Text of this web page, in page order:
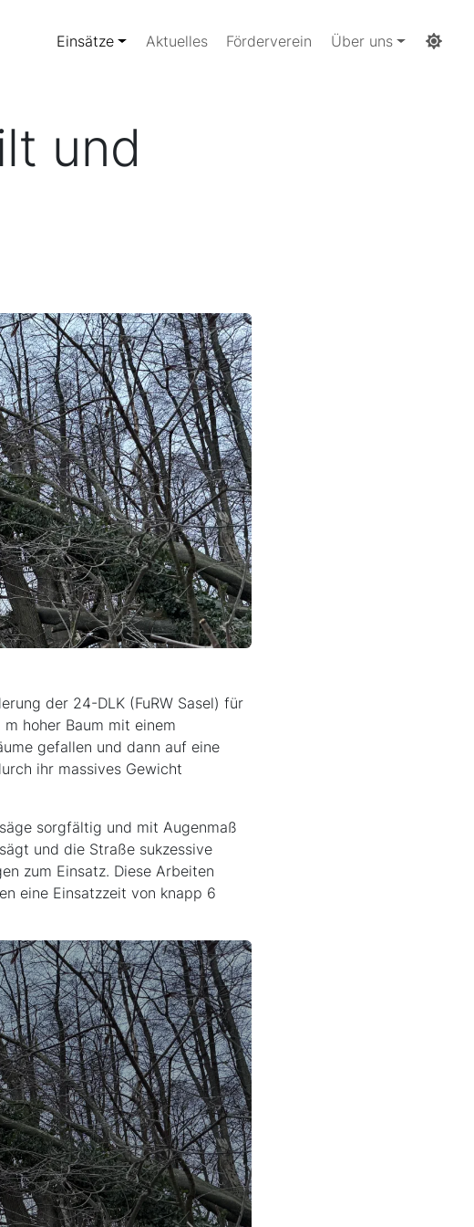
Einsätze Aktuelles Förderverein Über uns
und
der 24-DLK (FuRW Sasel) für
hoher Baum mit einem
gefallen und dann auf eine
ihr massives Gewicht
sorgfältig und mit Augenmaß
und die Straße sukzessive
zum Einsatz. Diese Arbeiten
eine Einsatzzeit von knapp 6